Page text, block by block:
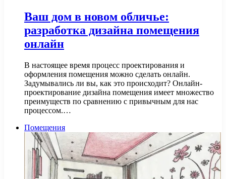
Ваш дом в новом обличье:
разработка дизайна помещения
онлайн
В настоящее время процесс проектирования и
оформления помещения можно сделать онлайн.
Задумывались ли вы, как это происходит? Онлайн-
проектирование дизайна помещения имеет множество
преимуществ по сравнению с привычным для нас
процессом.…
Помещения